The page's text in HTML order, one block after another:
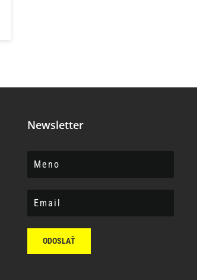
Newsletter
ODOSLAŤ